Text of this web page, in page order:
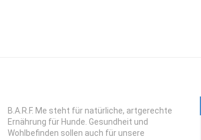
B.A.R.F. Me steht für natürliche, artgerechte
Ernährung für Hunde. Gesundheit und
Wohlbefinden sollen auch für unsere